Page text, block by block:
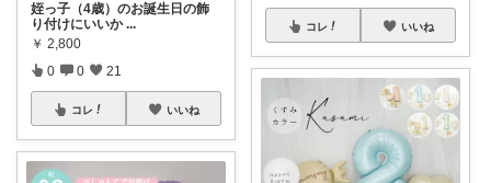
姪っ子（4歳）のお誕生日の飾
り付けにいいか ...
￥ 2,800
0 0 21
コレ いいね
コレ いいね